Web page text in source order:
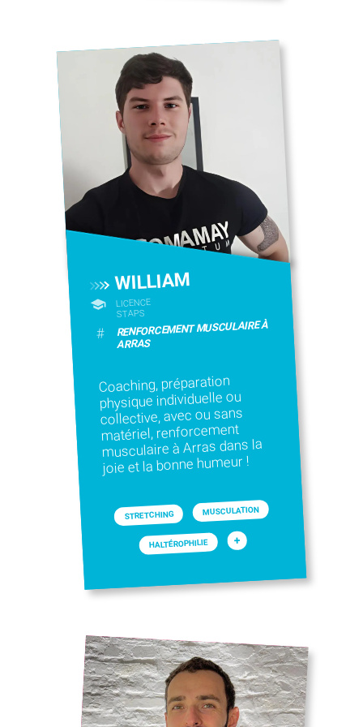
WILLIAM
LICENCE
STAPS
# RENFORCEMENT MUSCULAIRE À
ARRAS
Coaching, préparation
physique individuelle ou
collective, avec ou sans
matériel, renforcement
musculaire à Arras dans la
joie et la bonne humeur !
STRETCHING MUSCULATION
HALTÉROPHILIE +